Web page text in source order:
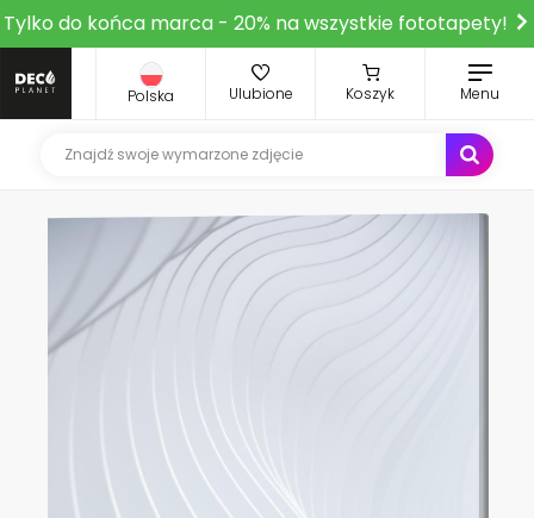
Tylko do końca marca - 20% na wszystkie fototapety!
Polska Ulubione Koszyk Menu